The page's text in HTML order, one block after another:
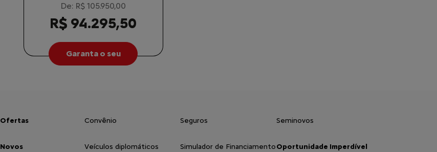
De: R$ 105.950,00
R$ 94.295,50
Garanta o seu
Ofertas
Novos
Convênio
Veículos diplomáticos
Seguros
Simulador de Financiamento
Seminovos
Oportunidade Imperdível